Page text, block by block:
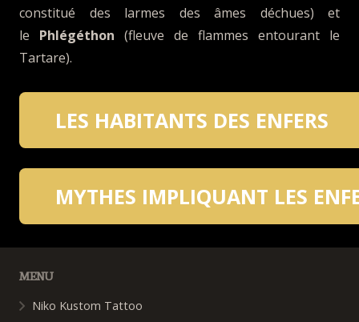
constitué des larmes des âmes déchues) et
le Phlégéthon (fleuve de flammes entourant le
Tartare).
LES HABITANTS DES ENFERS
MYTHES IMPLIQUANT LES
MENU
Niko Kustom Tattoo